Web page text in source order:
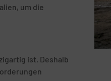
um die
ist. Deshalb